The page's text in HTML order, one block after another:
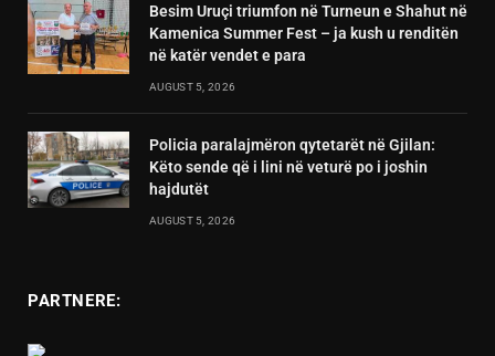
Besim Uruçi triumfon në Turneun e Shahut në
Kamenica Summer Fest – ja kush u renditën
në katër vendet e para
AUGUST 5, 2026
Policia paralajmëron qytetarët në Gjilan:
Këto sende që i lini në veturë po i joshin
hajdutët
AUGUST 5, 2026
PARTNERE: